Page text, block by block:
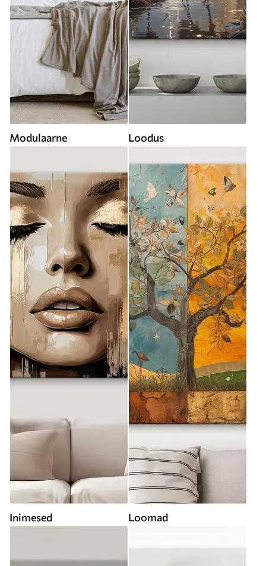
Modulaarne Loodus
Inimesed Loomad